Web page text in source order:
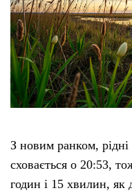
З новим ранком,
сховається о 20:53,
годин і 15 хвилин, як